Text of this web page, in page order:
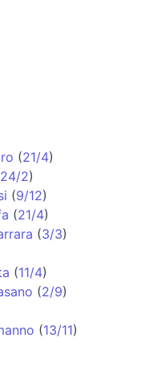
(21/4)
24/2)
(9/12)
(21/4)
(3/3)
(11/4)
(2/9)
(13/11)